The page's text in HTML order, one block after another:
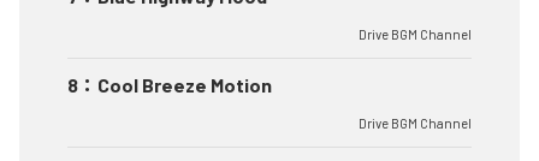
Drive BGM Channel
8 ： Cool Breeze Motion
Drive BGM Channel